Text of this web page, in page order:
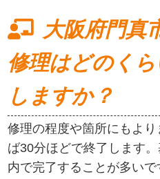
大阪府門真
修理はどのく
しますか？
修理の程度や箇所にもよ
ば30分ほどで終了します
内で完了することが多いで